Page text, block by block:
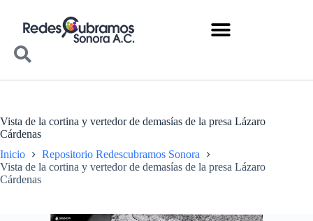
Vista de la cortina y vertedor de demasías de la presa Lázaro
Cárdenas
Inicio
Repositorio Redescubramos Sonora
Vista de la cortina y vertedor de demasías de la presa Lázaro
Cárdenas